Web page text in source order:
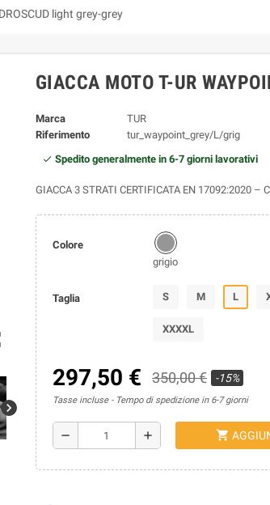
light grey-grey
chevron_right
GIACCA MOTO T-UR
Marca
TUR
Riferimento
tur_waypoint_grey/L/grig
Spedito generalmente in 6-7 giorni lavorativi
GIACCA 3 STRATI CERTIFICATA EN 17092:2020 –
Colore
grigio
Taglia S M L
XXXXL
297,50 € 350,00 € -15%
Tasse incluse Tempo di spedizione in 6-7 giorni
remove add shopping_cart